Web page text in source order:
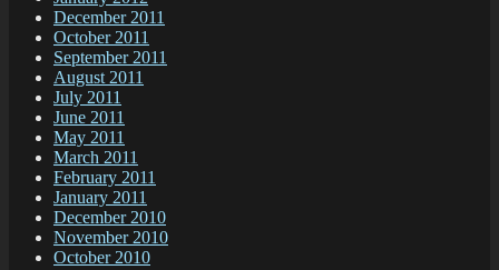
December 2011
October 2011
September 2011
August 2011
July 2011
June 2011
May 2011
March 2011
February 2011
January 2011
December 2010
November 2010
October 2010